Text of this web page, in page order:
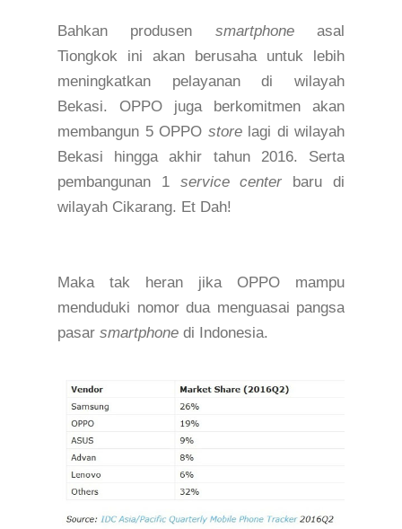
Bahkan produsen smartphoneasal
Tiongkok ini akan berusaha
untuk lebih
meningkatkan pelayanan di wilayah
Bekasi. OPPO juga berkomitmen akan
membangun 5 OPPO storelagi di wilayah
Bekasi hingga
akhir tahun 2016. Serta
pembangunan 1 service center baru di
wilayah Cikarang. Et Dah!
Maka tak heran jika OPPO mampu
menduduki nomor dua menguasai pangsa
pasar smartphone di Indonesia.